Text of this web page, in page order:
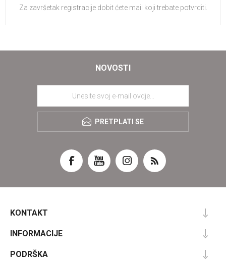
Za završetak registracije dobit ćete mail koji trebate potvrditi.
NOVOSTI
PRETPLATI SE
KONTAKT
INFORMACIJE
PODRŠKA